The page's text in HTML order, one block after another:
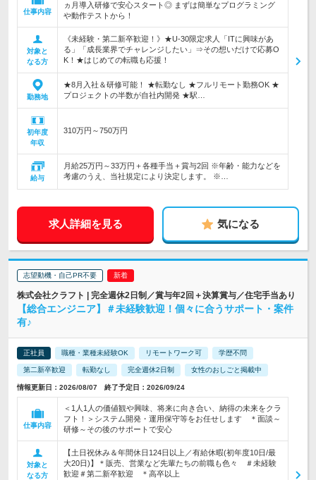
仕事内容
ヵ月導入研修で安心スタート◎ まずは簡単なプログラミング
や動作テストから！
対象と
なる方
《未経験・第二新卒歓迎！》★U-30限定求人「ITに興味があ
る」「成長業界でチャレンジしたい」⇒その想いだけで応募O
K！★はじめての転職も応援！
勤務地
★8月入社＆研修可能！ ★転勤なし ★フルリモート勤務OK ★
プロジェクトの半数が自社内開発 ★駅…
初年度
年収
310万円～750万円
給与
月給25万円～33万円＋各種手当＋賞与2回 ※年齢・能力などを
考慮のうえ、当社規定により決定します。 ※…
求人詳細を見る 気になる
志望動機・自己PR不要
株式会社クラフト | 完全週休2日制／賞与年2回＋決算賞与／住宅手当あり
【総合エンジニア】＃未経験歓迎！個々に合うサポート・案件
有♪
正社員 職種・業種未経験OK リモートワーク可 学歴不問
第二新卒歓迎 転勤なし 完全週休2日制 女性のおしごと掲載中
情報更新日：2026/08/07 終了予定日：2026/09/24
仕事内容
＜1人1人の価値観や興味、将来に向き合い、納得の未来をクラ
フト！＞システム開発・運用保守等をお任せします ＊面談～
研修～その後のサポートで安心
対象と
なる方
【土日祝休み＆年間休日124日以上／有給休暇(初年度10日/最
大20日)】＊販売、営業など先輩たちの前職も色々 ＃未経験
歓迎＃第二新卒歓迎 ＊高卒以上